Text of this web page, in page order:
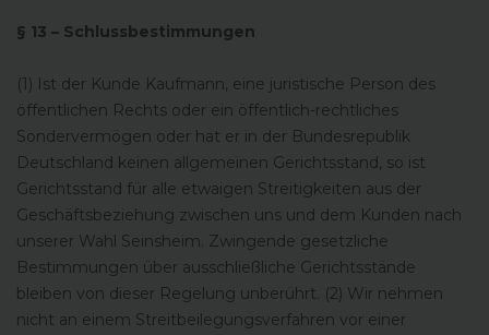
§ 13 – Schlussbestimmungen
(1) Ist der Kunde Kaufmann, eine juristische Person des
öffentlichen Rechts oder ein öffentlich-rechtliches
Sondervermögen oder hat er in der Bundesrepublik
Deutschland keinen allgemeinen Gerichtsstand, so ist
Gerichtsstand für alle etwaigen Streitigkeiten aus der
Geschäftsbeziehung zwischen uns und dem Kunden nach
unserer Wahl Seinsheim. Zwingende gesetzliche
Bestimmungen über ausschließliche Gerichtsstände
bleiben von dieser Regelung unberührt. (2) Wir nehmen
nicht an einem Streitbeilegungsverfahren vor einer